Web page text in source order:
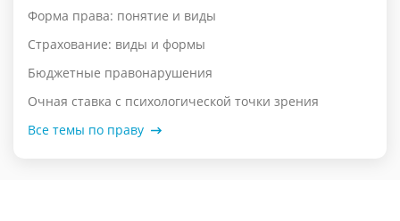
Форма права: понятие и виды
Страхование: виды и формы
Бюджетные правонарушения
Очная ставка с психологической точки зрения
Все темы по праву